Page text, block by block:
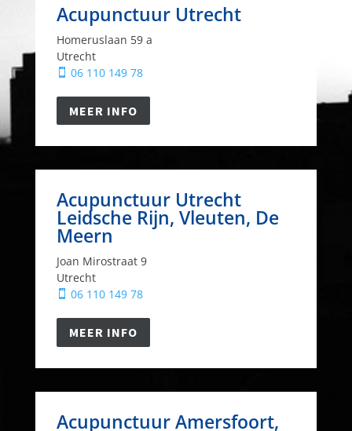
Acupunctuur Utrecht
Homeruslaan 59 a
Utrecht
 06 110 149 78
MEER INFO
Acupunctuur Utrecht
Leidsche Rijn, Vleuten, De
Meern
Joan Mirostraat 9
Utrecht
 06 110 149 78
MEER INFO
Acupunctuur Amersfoort,